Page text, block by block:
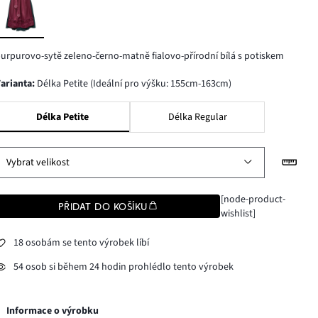
sytě zeleno-černo-matně fialovo-přírodní bílá s potiskem
varianta: Délka Petite (Ideální pro výšku: 155cm-163cm)
Délka Petite Délka Regular
Vybrat velikost
PŘIDAT DO KOŠÍKU
[node-product-
wishlist]
18 osobám se tento výrobek líbí
54 osob si během 24 hodin prohlédlo tento výrobek
Informace o výrobku